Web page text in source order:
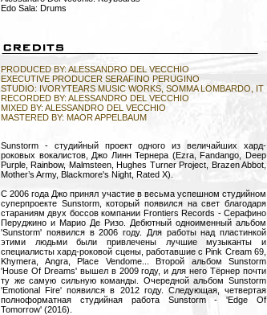
Edo Sala: Drums
PRODUCED BY: ALESSANDRO DEL VECCHIO
EXECUTIVE PRODUCER SERAFINO PERUGINO
STUDIO: IVORYTEARS MUSIC WORKS, SOMMA LOMBARDO, IT
RECORDED BY: ALESSANDRO DEL VECCHIO
MIXED BY: ALESSANDRO DEL VECCHIO
MASTERED BY: MAOR APPELBAUM
Sunstorm - студийный проект одного из величайших хард-
роковых вокалистов, Джо Линн Тернера (Ezra, Fandango, Deep
Purple, Rainbow, Malmsteen, Hughes Turner Project, Brazen Abbot,
Mother’s Army, Blackmore's Night, Rated X).
C 2006 года Джо принял участие в весьма успешном студийном
суперпроекте Sunstorm, который появился на свет благодаря
стараниям двух боссов компании Frontiers Records - Серафино
Перуджино и Марио Де Ризо. Дебютный одноименный альбом
'Sunstorm' появился в 2006 году. Для работы над пластинкой
этими людьми были привлечены лучшие музыканты и
специалисты хард-роковой сцены, работавшие с Pink Cream 69,
Khymera, Angra, Place Vendome... Второй альбом Sunstorm
'House Of Dreams' вышел в 2009 году, и для него Тёрнер почти
ту же самую сильную команды. Очередной альбом Sunstorm
'Emotional Fire' появился в 2012 году. Следующая, четвертая
полноформатная студийная работа Sunstorm - 'Edge Of
Tomorrow' (2016).